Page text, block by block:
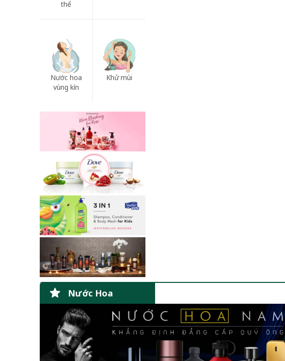
thể
Nước hoa
vùng kín
Khử mùi
Nước Hoa